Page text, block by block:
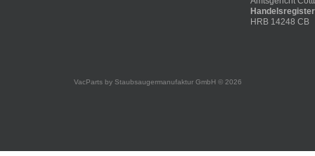
HRB 14248 CB
VacParts by Staubsaugermanufaktur GmbH © 2026